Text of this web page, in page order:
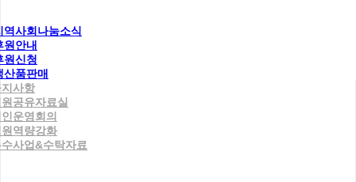
역사회나눔소식
원안내
원신청
산품판매
사항
공유자료실
운영회의
역량강화
사업&수탁자료